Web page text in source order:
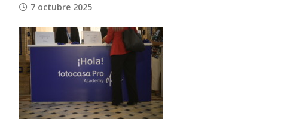
7 octubre 2025